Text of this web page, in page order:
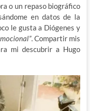
o un repaso biográfico
en datos de la
le gusta a Diógenes y
. Compartir mis
mi descubrir a Hugo